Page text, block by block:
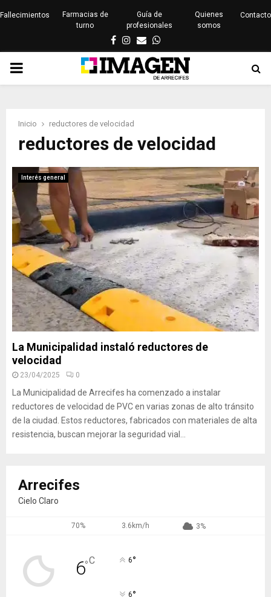
Fallecimientos
Farmacias de
turno
Guía de
profesionales
Quienes
somos
Contacto
Facebook
Instagram
EmailWhatsapp
PRIMARY
Inicio reductores de velocidad
reductores de velocidad
Interés general
La Municipalidad instaló reductores de
velocidad
23/04/2025 0
La Municipalidad de Arrecifes ha comenzado a instalar
reductores de velocidad de PVC en varias zonas de alto tránsito
de la ciudad. Estos reductores, fabricados con materiales de alta
resistencia, buscan mejorar la seguridad vial...
Arrecifes
Cielo Claro
70% 3.6km/h 3%
6°C 6°
6